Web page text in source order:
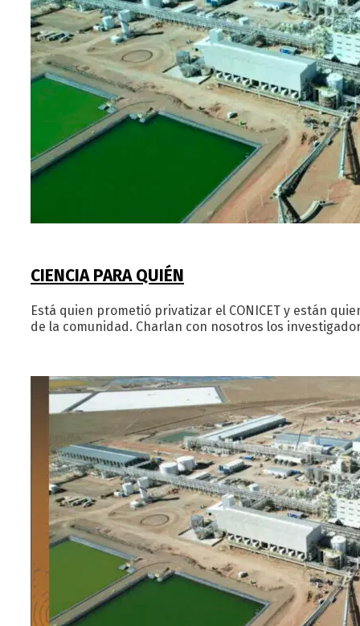
CIENCIA PARA QUIÉN
Está quien prometió privatizar el CONICET y están
de la comunidad. Charlan con nosotros los